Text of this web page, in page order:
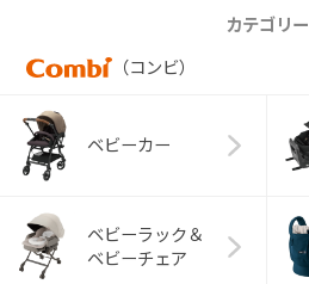
カテゴリー
（コンビ）
ベビーカー
ベビーラック＆
ベビーチェア